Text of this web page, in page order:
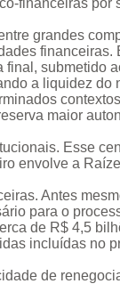
financeiras por
grandes
submetido
a liquidez do
maior
Esse
envolve a
Antes
para o
de R$ 4,5
incluídas
de